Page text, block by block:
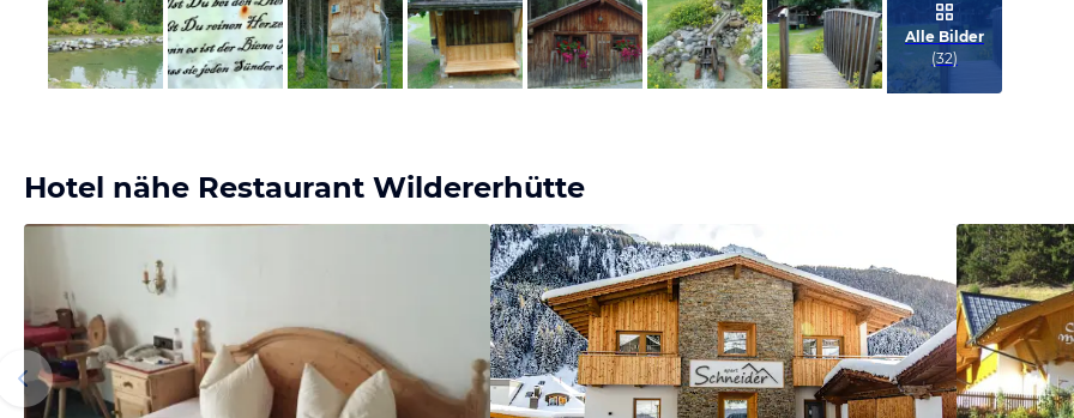
Bild melden
von Gottfried
Bild melden
von Gottfried
Alle Bilder
(32)
Hotel nähe Restaurant Wildererhütte